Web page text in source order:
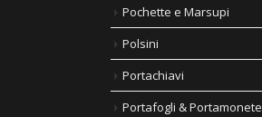
Pochette e Marsupi
Polsini
Portachiavi
Portafogli & Portamonete